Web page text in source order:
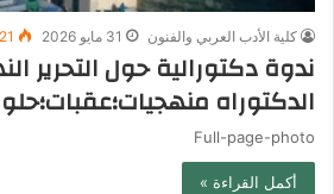
كلية الأدب العربي والفنون 31 مايو 2026
ندوة دكتورالية حول التحرير
الدكتوراه
Full-page-photo
أكمل القراءة »